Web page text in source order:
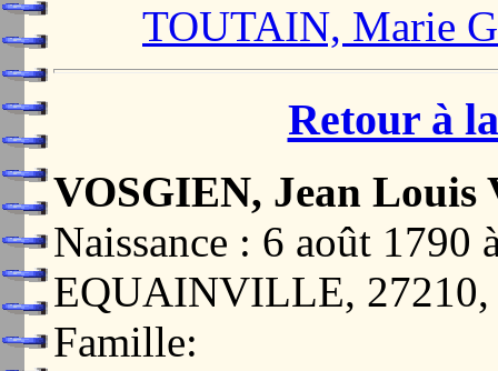
TOUTAIN, Marie
Retour à
VOSGIEN, Jean Louis
Naissance : 6 août
EQUAINVILLE,
Famille: